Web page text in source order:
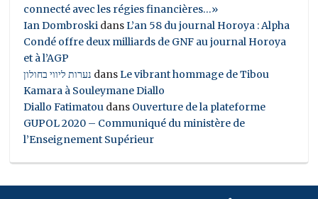
connecté avec les régies financières…»
Ian Dombroski dansL’an 58 du journal Horoya : Alpha
Condé offre deux milliards de GNF au journal Horoya
et à l’AGP
נערות ליווי בחולון dansLe vibrant hommage de Tibou
Kamara à Souleymane Diallo
Diallo Fatimatou dans Ouverture de la plateforme
GUPOL 2020 – Communiqué du ministère de
l’Enseignement Supérieur